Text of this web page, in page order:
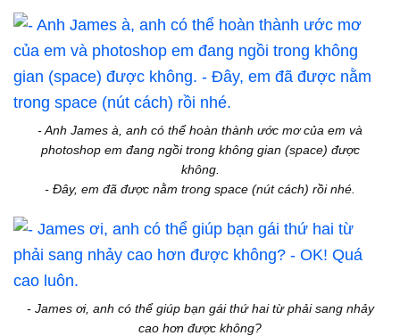
- Anh James à, anh có thể hoàn thành ước mơ của em và
photoshop em đang ngồi trong không gian (space) được
không.
- Đây, em đã được nằm trong space (nút cách) rồi nhé.
- James ơi, anh có thể giúp bạn gái thứ hai từ phải sang nhảy
cao hơn được không?